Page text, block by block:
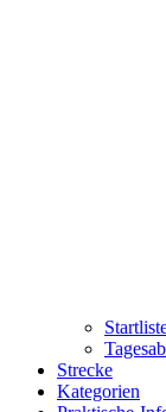
Strecke
Kategorien